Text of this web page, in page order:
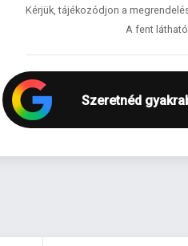
Kérjük, tájékozódjon a
A fent
Szeretnéd